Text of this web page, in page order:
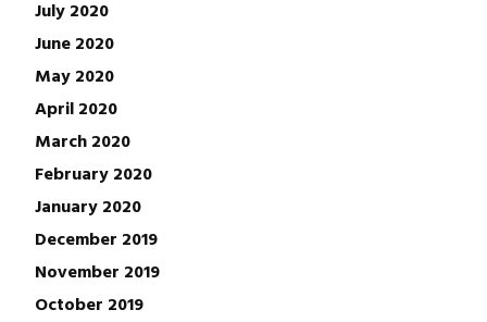
July 2020
June 2020
May 2020
April 2020
March 2020
February 2020
January 2020
December 2019
November 2019
October 2019